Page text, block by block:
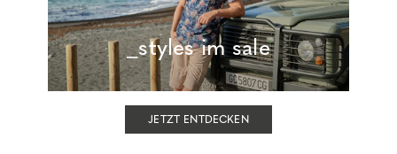
_styles im sale
JETZT ENTDECKEN